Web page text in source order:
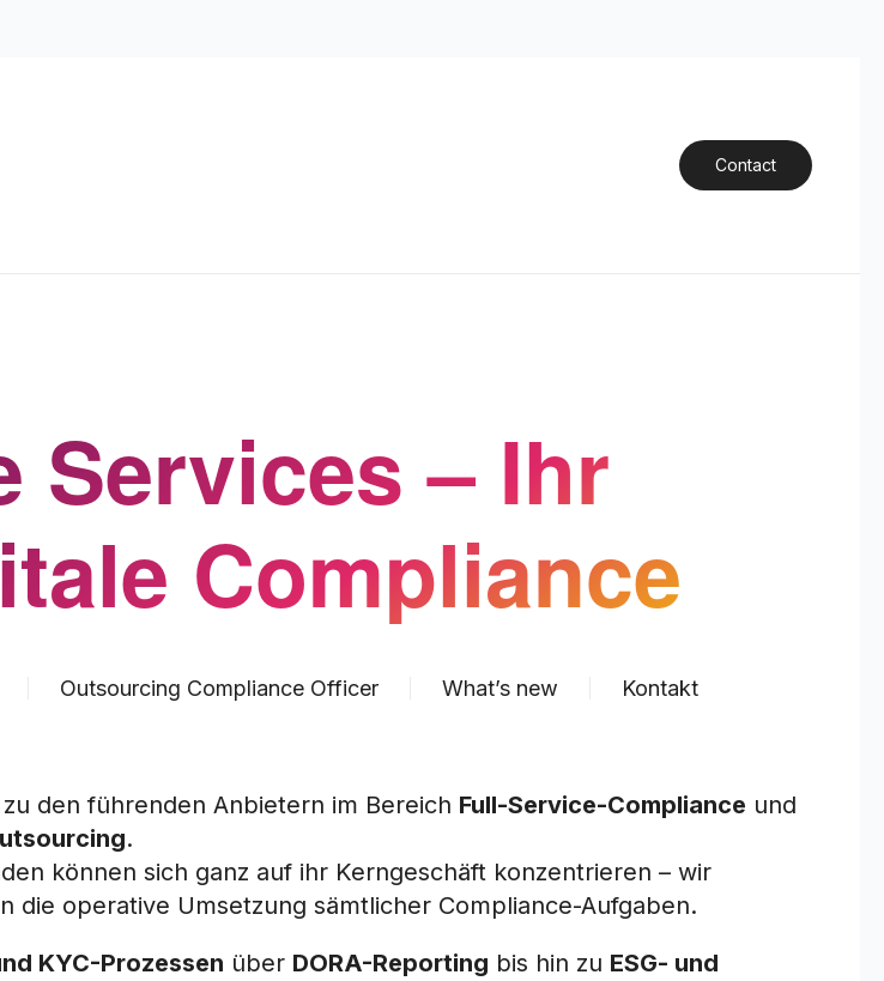
Contact
Services – Ihr
Compliance
Outsourcing Compliance Officer What’s new Kontakt
den führenden Anbietern im Bereich Full-Service-Compliance und
.
können sich ganz auf ihr Kerngeschäft konzentrieren – wir
die operative Umsetzung sämtlicher Compliance-Aufgaben.
KYC-Prozessen über DORA-Reporting bis hin zu ESG- und